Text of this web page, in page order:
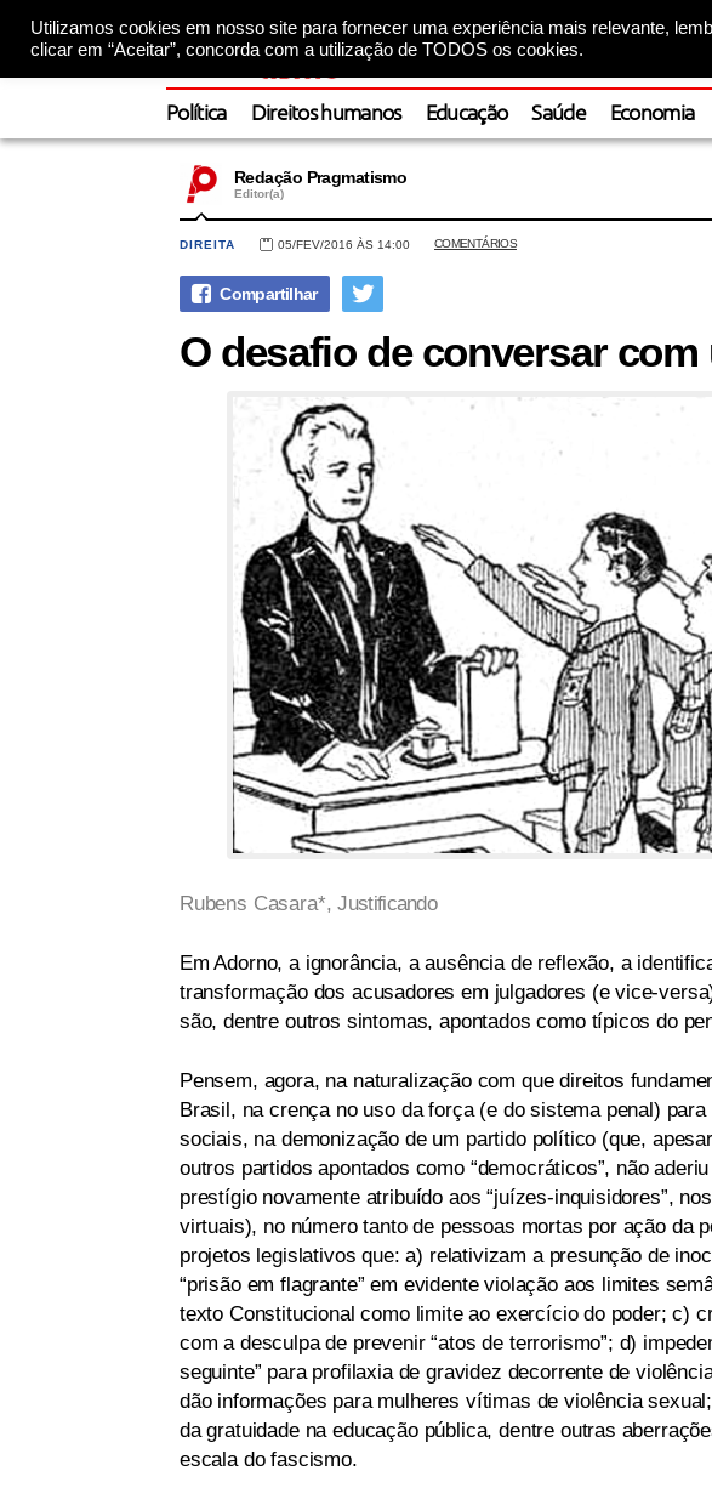
Utilizamos cookies em nosso site para fornecer uma experiência mais relevante,
clicar em “Aceitar”, concorda com a utilização de TODOS os cookies.
Política Direitos humanos Educação Saúde Economia
Redação Pragmatismo
Editor(a)
DIREITA 05/FEV/2016 ÀS 14:00 COMENTÁRIOS
O desafio de conversar
Rubens Casara*,Justificando
Em Adorno, a ignorância, a ausência de reflexão, a
transformação dos acusadores em julgadores (e vice-
são, dentre outros sintomas, apontados como típicos do
Pensem, agora, na naturalização com que direitos
Brasil, na crença no uso da força (e do sistema penal)
sociais, na demonização de um partido político (que,
outros partidos apontados como “democráticos”, não
prestígio novamente atribuído aos “juízes-inquisidores”,
virtuais), no número tanto de pessoas mortas por ação da
projetos legislativos que: a) relativizam a presunção de
“prisão em flagrante” em evidente violação aos limites
texto Constitucional como limite ao exercício do poder; c)
com a desculpa de prevenir “atos de terrorismo”; d)
seguinte” para profilaxia de gravidez decorrente de
dão informações para mulheres vítimas de violência
da gratuidade na educação pública, dentre outras
escala do fascismo.